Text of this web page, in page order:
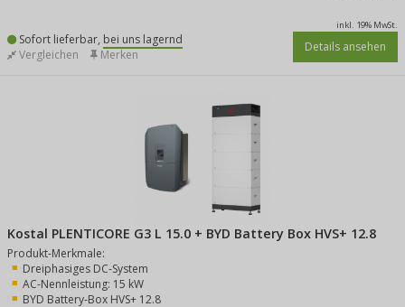
inkl. 19% MwSt.
Sofort lieferbar, bei uns lagernd Details ansehen
Vergleichen Merken
Kostal PLENTICORE G3 L 15.0 + BYD Battery Box HVS+ 12.8
Produkt-Merkmale:
Dreiphasiges DC-System
AC-Nennleistung: 15 kW
BYD Battery-Box HVS+ 12.8